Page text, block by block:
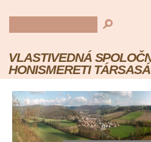
VLASTIVEDNÁ
HONISMERETI